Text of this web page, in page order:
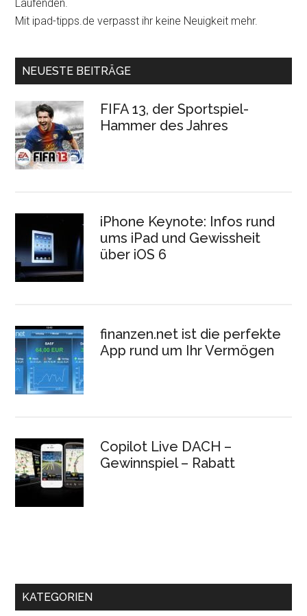
Laufenden.
Mit ipad-tipps.de verpasst ihr keine Neuigkeit mehr.
NEUESTE BEITRÄGE
FIFA 13, der Sportspiel-
Hammer des Jahres
iPhone Keynote: Infos rund
ums iPad und Gewissheit
über iOS 6
finanzen.net ist die perfekte
App rund um Ihr Vermögen
Copilot Live DACH –
Gewinnspiel – Rabatt
KATEGORIEN